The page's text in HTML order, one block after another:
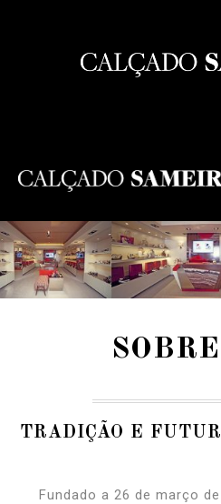
TRADIÇÃO E
Fundado a 26 de março